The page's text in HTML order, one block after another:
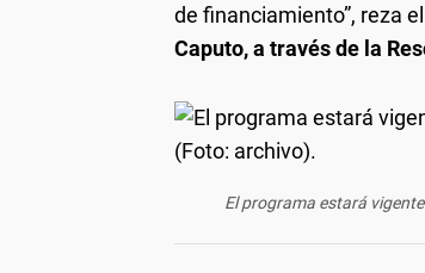
de financiamiento”, reza
Caputo, a través de la
El programa estará